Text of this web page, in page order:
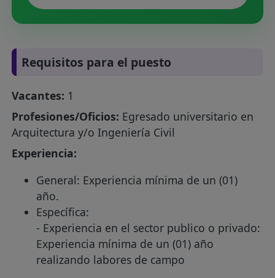
Requisitos para el puesto
Vacantes: 1
Profesiones/Oficios: Egresado universitario en
Arquitectura y/o Ingeniería Civil
Experiencia:
General: Experiencia mínima de un (01)
año.
Específica:
- Experiencia en el sector publico o privado:
Experiencia mínima de un (01) año
realizando labores de campo